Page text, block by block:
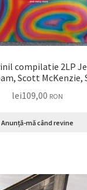
Scott McKenzie,
lei109,00 RON
Anunță-mă când revine